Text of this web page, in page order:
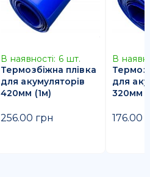
В наявності: 6 шт.
Термозбіжна плівка
для акумуляторів
420мм (1м)
256.00 грн
В
для
320мм
176.00